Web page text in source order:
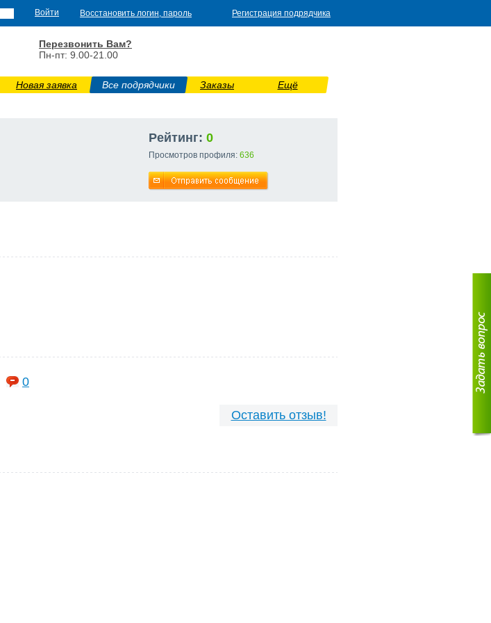
Восстановить логин, пароль Регистрация подрядчика
Перезвонить Вам?
Пн-пт: 9.00-21.00
Новая заявка Все подрядчики Заказы Ещё
Рейтинг: 0
Просмотров профиля: 636
0
Оставить отзыв!